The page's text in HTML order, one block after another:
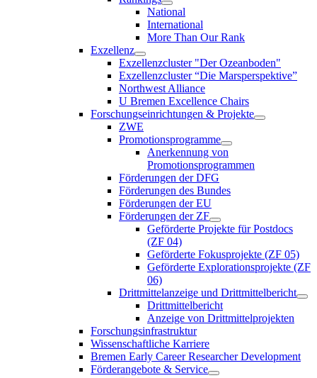
National
International
More Than Our Rank
Exzellenz
Exzellenzcluster "Der Ozeanboden"
Exzellenzcluster “Die Marsperspektive”
Northwest Alliance
U Bremen Excellence Chairs
Forschungseinrichtungen & Projekte
ZWE
Promotionsprogramme
Anerkennung von
Promotionsprogrammen
Förderungen der DFG
Förderungen des Bundes
Förderungen der EU
Förderungen der ZF
Geförderte Projekte für Postdocs
(ZF 04)
Geförderte Fokusprojekte (ZF 05)
Geförderte Explorationsprojekte (ZF
06)
Drittmittelanzeige und Drittmittelbericht
Drittmittelbericht
Anzeige von Drittmittelprojekten
Forschungsinfrastruktur
Wissenschaftliche Karriere
Bremen Early Career Researcher Development
Förderangebote & Service